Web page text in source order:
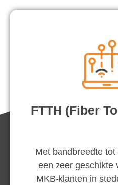
FTTH (Fiber
Met bandbreedte
een zeer geschikte
MKB-klanten in